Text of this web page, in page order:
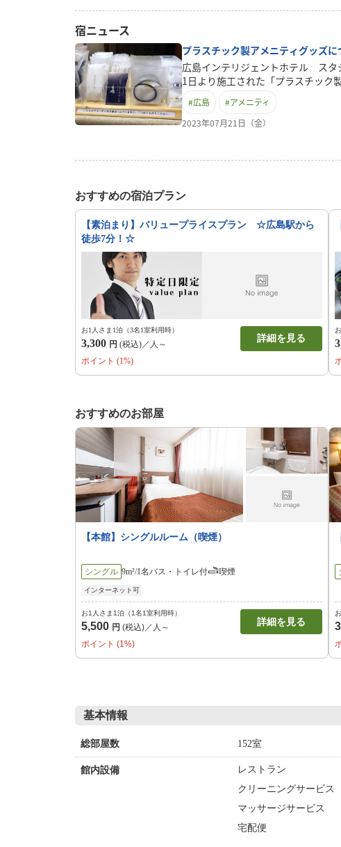
宿ニュース
プラスチック製アメニティグッズに
広島インテリジェントホテル スタ
1日より施工された「プラスチック
り組みの一環として、これまで客室
ソリの取り扱いをご希望のお客様
いております。環境保全への取り
ましたらフロントにてお尋ねくだ
#広島 #アメニティ
2023年07月21日（金）
おすすめの宿泊プラン
【素泊まり】バリュープライスプラン ☆広島駅から
徒歩7分！☆
お1人さま1泊（3名1室利用時）
3,300 円 (税込)／人～
詳細を見る
ポイント (1%)
おすすめのお部屋
【本館】シングルルーム（喫煙）
シングル 9m²/1名バス・トイレ付 喫煙
インターネット可
お1人さま1泊（1名1室利用時）
5,500 円 (税込)／人～ 詳細を見る
ポイント (1%)
基本情報
総部屋数 152室
館内設備 レストラン
クリーニングサービス
マッサージサービス
宅配便